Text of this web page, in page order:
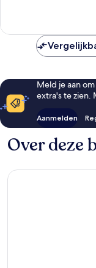
Meld je aan
extra's te zien.
Aanmelden
Over deze